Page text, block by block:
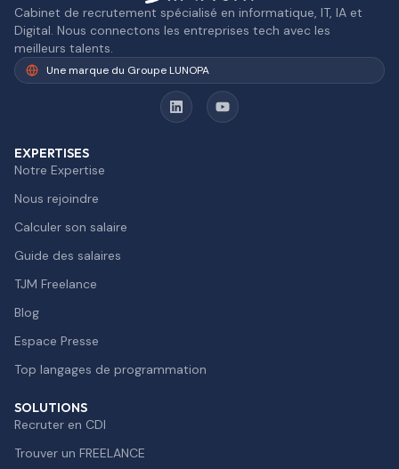
Cabinet de recrutement spécialisé en informatique, IT, IA et
Digital. Nous connectons les entreprises tech avec les
meilleurs talents.
Une marque du Groupe LUNOPA
EXPERTISES
Notre Expertise
Nous rejoindre
Calculer son salaire
Guide des salaires
TJM Freelance
Blog
Espace Presse
Top langages de programmation
SOLUTIONS
Recruter en CDI
Trouver un FREELANCE